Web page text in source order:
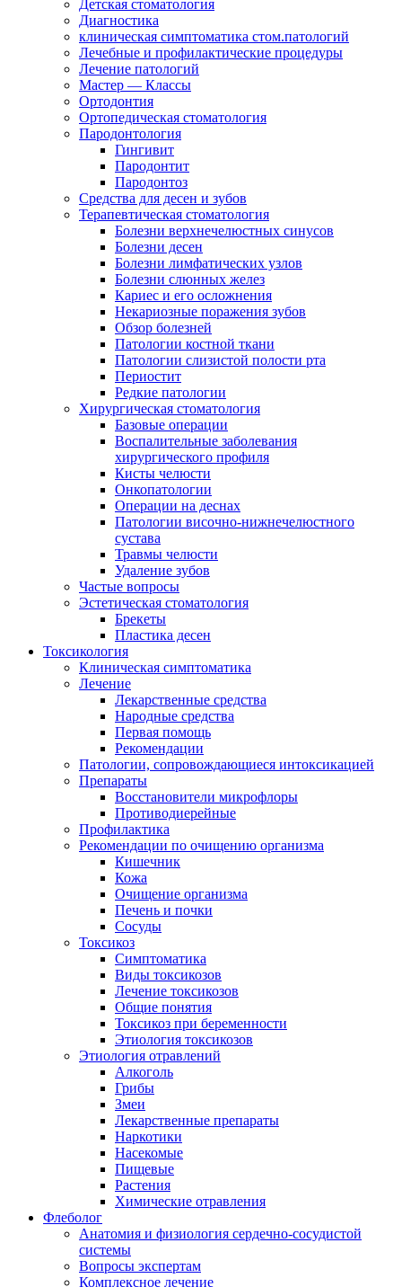
Детская стоматология
Диагностика
клиническая симптоматика стом.патологий
Лечебные и профилактические процедуры
Лечение патологий
Мастер — Классы
Ортодонтия
Ортопедическая стоматология
Пародонтология
Гингивит
Пародонтит
Пародонтоз
Средства для десен и зубов
Терапевтическая стоматология
Болезни верхнечелюстных синусов
Болезни десен
Болезни лимфатических узлов
Болезни слюнных желез
Кариес и его осложнения
Некариозные поражения зубов
Обзор болезней
Патологии костной ткани
Патологии слизистой полости рта
Периостит
Редкие патологии
Хирургическая стоматология
Базовые операции
Воспалительные заболевания
хирургического профиля
Кисты челюсти
Онкопатологии
Операции на деснах
Патологии височно-нижнечелюстного
сустава
Травмы челюсти
Удаление зубов
Частые вопросы
Эстетическая стоматология
Брекеты
Пластика десен
Токсикология
Клиническая симптоматика
Лечение
Лекарственные средства
Народные средства
Первая помощь
Рекомендации
Патологии, сопровождающиеся интоксикацией
Препараты
Восстановители микрофлоры
Противодиерейные
Профилактика
Рекомендации по очищению организма
Кишечник
Кожа
Очищение организма
Печень и почки
Сосуды
Токсикоз
Cимптоматика
Виды токсикозов
Лечение токсикозов
Общие понятия
Токсикоз при беременности
Этиология токсикозов
Этиология отравлений
Алкоголь
Грибы
Змеи
Лекарственные препараты
Наркотики
Насекомые
Пищевые
Растения
Химические отравления
Флеболог
Анатомия и физиология сердечно-сосудистой
системы
Вопросы экспертам
Комплексное лечение